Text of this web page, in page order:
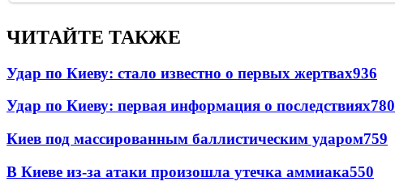
ЧИТАЙТЕ ТАКЖЕ
Удар по Киеву: стало известно о первых жертвах936
Удар по Киеву: первая информация о последствиях780
Киев под массированным баллистическим ударом759
В Киеве из-за атаки произошла утечка аммиака550